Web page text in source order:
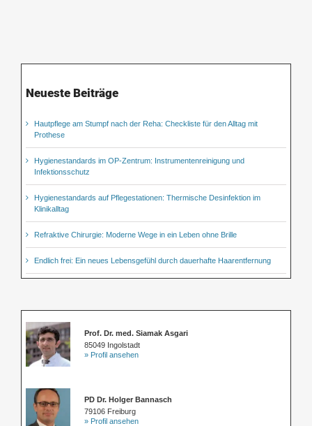
Neueste Beiträge
Hautpflege am Stumpf nach der Reha: Checkliste für den Alltag mit
Prothese
Hygienestandards im OP-Zentrum: Instrumentenreinigung und
Infektionsschutz
Hygienestandards auf Pflegestationen: Thermische Desinfektion im
Klinikalltag
Refraktive Chirurgie: Moderne Wege in ein Leben ohne Brille
Endlich frei: Ein neues Lebensgefühl durch dauerhafte Haarentfernung
Prof. Dr. med. Siamak Asgari
85049 Ingolstadt
» Profil ansehen
PD Dr. Holger Bannasch
79106 Freiburg
» Profil ansehen